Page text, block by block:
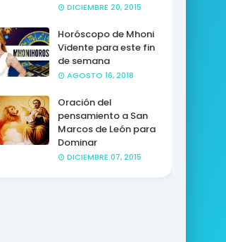
DICIEMBRE 20, 2015
Horóscopo de Mhoni
Vidente para este fin
de semana
AGOSTO 16, 2018
Oración del
pensamiento a San
Marcos de León para
Dominar
DICIEMBRE 07, 2015